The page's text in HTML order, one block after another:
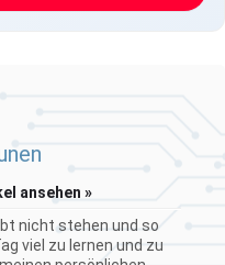
ansehen »
nicht stehen und so
viel zu lernen und zu